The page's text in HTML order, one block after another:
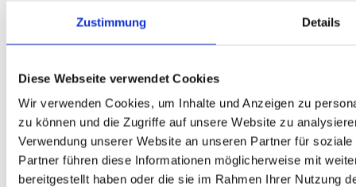
Zustimmung Details
Diese Webseite verwendet Cookies
Wir verwenden Cookies, um Inhalte und Anzeigen zu
zu können und die Zugriffe auf unsere Website zu
Verwendung unserer Website an unseren Partner für
Partner führen diese Informationen möglicherweise mit
bereitgestellt haben oder die sie im Rahmen Ihrer Nutzung
HALTI Pallas Cool Stretch Zip-Off Damen Trekkinghose
Dry Quick cool Material - UPF 90+ - blaugrau - DAV-Edition